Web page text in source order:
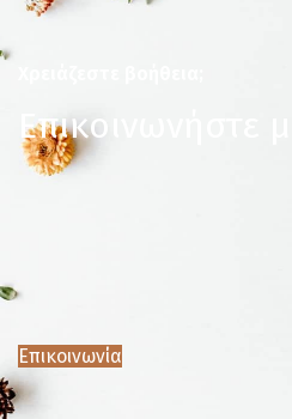
Επικοινωνήστε
Επικοινωνία